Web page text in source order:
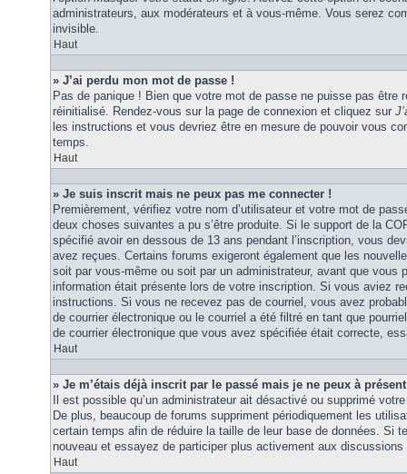
administrateurs, aux modérateurs et à vous-même. Vous serez
invisible.
Haut
» J’ai perdu mon mot de passe !
Pas de panique ! Bien que votre mot de passe ne puisse pas être
réinitialisé. Rendez-vous sur la page de connexion et cliquez sur
les instructions et vous devriez être en mesure de pouvoir vous
temps.
Haut
» Je suis inscrit mais ne peux pas me connecter !
Premièrement, vérifiez votre nom d’utilisateur et votre mot de
deux choses suivantes a pu s’être produite. Si le support de la
spécifié avoir en dessous de 13 ans pendant l’inscription, vous
avez reçues. Certains forums exigeront également que les
soit par vous-même ou soit par un administrateur, avant que vous
information était présente lors de votre inscription. Si vous aviez
instructions. Si vous ne recevez pas de courriel, vous avez
de courrier électronique ou le courriel a été filtré en tant que
de courrier électronique que vous avez spécifiée était correcte,
Haut
» Je m’étais déjà inscrit par le passé mais je ne peux à
Il est possible qu’un administrateur ait désactivé ou supprimé
De plus, beaucoup de forums suppriment périodiquement les
certain temps afin de réduire la taille de leur base de données. Si
nouveau et essayez de participer plus activement aux
Haut